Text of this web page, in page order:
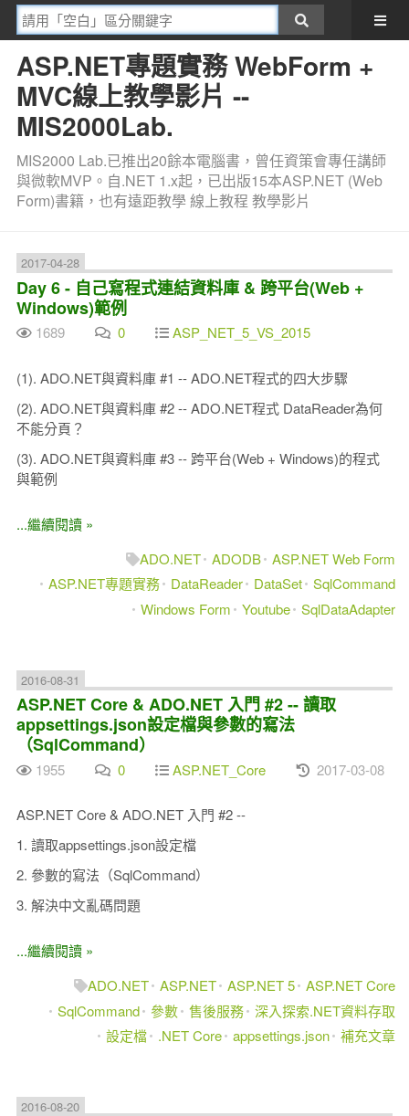
ASP.NET專題實務 WebForm +
MVC線上教學影片 --
MIS2000Lab.
MIS2000 Lab.已推出20餘本電腦書，曾任資策會專任講師
與微軟MVP。自.NET 1.x起，已出版15本ASP.NET (Web
Form)書籍，也有遠距教學 線上教程 教學影片
2017-04-28
Day 6 - 自己寫程式連結資料庫 & 跨平台(Web +
Windows)範例
1689 0 ASP_NET_5_VS_2015
(1). ADO.NET與資料庫 #1 -- ADO.NET程式的四大步驟
(2). ADO.NET與資料庫 #2 -- ADO.NET程式 DataReader為何
不能分頁？
(3). ADO.NET與資料庫 #3 -- 跨平台(Web + Windows)的程式
與範例
...繼續閱讀 »
ADO.NET ADODB ASP.NET Web Form
ASP.NET專題實務
DataReader DataSet SqlCommand
Windows Form
Youtube SqlDataAdapter
2016-08-31
ASP.NET Core & ADO.NET 入門 #2 -- 讀取
appsettings.json設定檔與參數的寫法
（SqlCommand）
1955 0 ASP.NET_Core 2017-03-08
ASP.NET Core & ADO.NET 入門 #2 --
1. 讀取appsettings.json設定檔
2. 參數的寫法（SqlCommand）
3. 解決中文亂碼問題
...繼續閱讀 »
ADO.NET ASP.NET ASP.NET 5 ASP.NET Core
SqlCommand
參數 售後服務 深入探索.NET資料存取
設定檔
.NET Core appsettings.json 補充文章
2016-08-20